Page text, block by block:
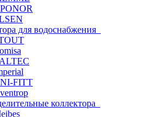
для водоснабжения
FITT
коллектора